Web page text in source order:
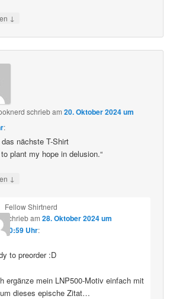
↓
schriebam20. Oktober 2024 um
:
nächste T-Shirt
plant my hope in delusion.“
↓
Fellow Shirtnerd
schriebam 28. Oktober 2024 um
10:59 Uhr:
to preorder :D
ergänze mein LNP500-Motiv einfach mit
dieses epische Zitat…